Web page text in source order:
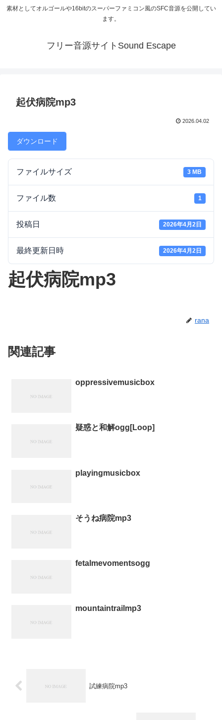
素材としてオルゴールや16bitのスーパーファミコン風のSFC音源を公開してい
ます。
フリー音源サイトSound Escape
起伏病院mp3
2026.04.02
ダウンロード
ファイルサイズ 3 MB
ファイル数 1
投稿日 2026年4月2日
最終更新日時 2026年4月2日
起伏病院mp3
rana
関連記事
oppressivemusicbox
疑惑と和解ogg[Loop]
playingmusicbox
そうね病院mp3
fetalmevomentsogg
mountaintrailmp3
試練病院mp3